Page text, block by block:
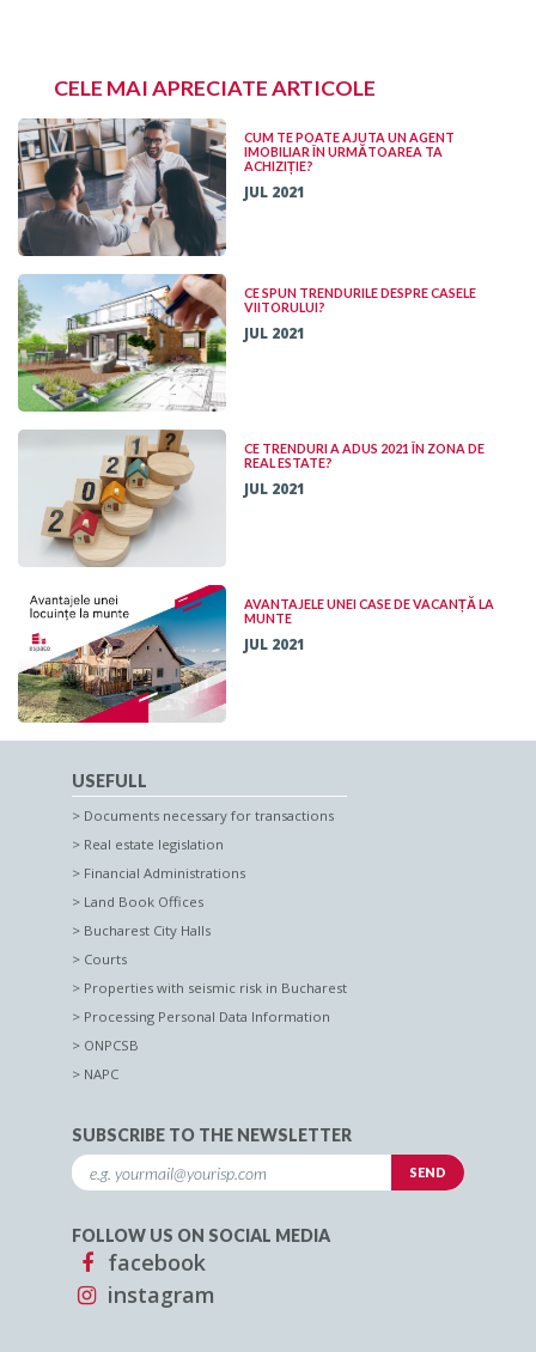
CELE MAI APRECIATE ARTICOLE
CUM TE POATE AJUTA UN AGENT
IMOBILIAR ÎN URMĂTOAREA TA
ACHIZIȚIE?
JUL 2021
CE SPUN TRENDURILE DESPRE CASELE
VIITORULUI?
JUL 2021
CE TRENDURI A ADUS 2021 ÎN ZONA DE
REAL ESTATE?
JUL 2021
AVANTAJELE UNEI CASE DE VACANȚĂ LA
MUNTE
JUL 2021
USEFULL
Documents necessary for transactions
Real estate legislation
Financial Administrations
Land Book Offices
Bucharest City Halls
Courts
Properties with seismic risk in Bucharest
Processing Personal Data Information
ONPCSB
NAPC
SUBSCRIBE TO THE NEWSLETTER
FOLLOW US ON SOCIAL MEDIA
facebook
instagram